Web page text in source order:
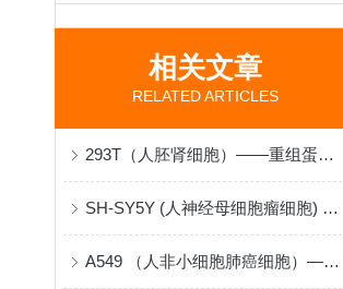
相关文章
RELATED ARTICLES
293T（人胚肾细胞）——重组蛋白与病毒包装的“分子工厂”
SH-SY5Y (人神经母细胞瘤细胞) 在神经生物学研究中的原理与应用
A549 （人非小细胞肺癌细胞）——肺腺癌机制与药物筛选的“病理模型”